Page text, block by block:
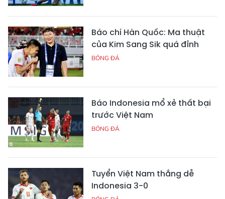
Báo chí Hàn Quốc: Ma thuật
của Kim Sang Sik quá đỉnh
BÓNG ĐÁ
Báo Indonesia mổ xẻ thất bại
trước Việt Nam
BÓNG ĐÁ
Tuyển Việt Nam thắng dễ
Indonesia 3-0